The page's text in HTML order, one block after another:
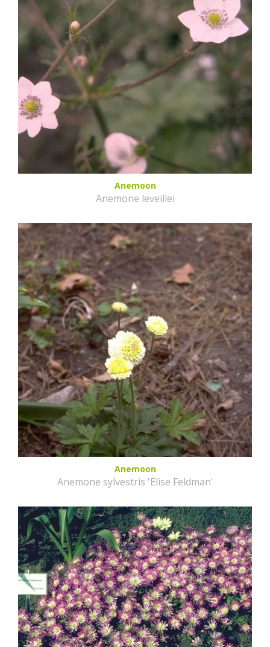
Anemoon
Anemone leveillei
Anemoon
Anemone sylvestris 'Elise Feldman'